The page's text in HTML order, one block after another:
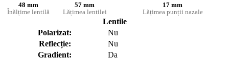
48 mm
Înălțime lentilă
57 mm
Lățimea lentilei
17 mm
Lățimea punții nazale
Lentile
Polarizat:
Nu
Reflecție:
Nu
Gradient:
Da